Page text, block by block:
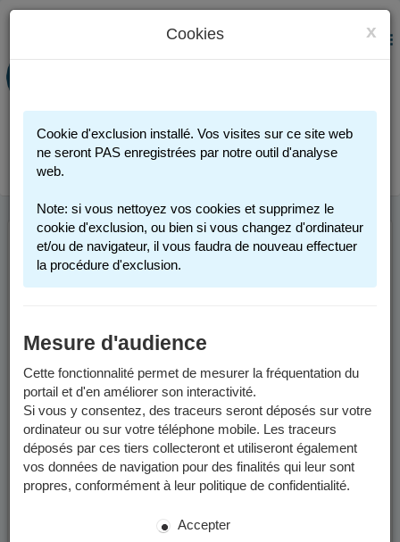
PORTAIL FAMILLE
Connexion
MENU
INSCRIPTION
SCOLAIRE
Vous trouverez ci-dessous des informations générales pour
inscrire votre enfant dans une école publique de Grenoble.
Pour des informations spécifiques aux années scolaires
reportez-vous aux pages concernées :
année scolaire 2025-2026
année scolaire 2026-2027
Merci d'en prendre connaissance avant de commencer toute
x
Cookies
Cookie d'exclusion installé. Vos visites sur ce site web
ne seront PAS enregistrées par notre outil d'analyse
web.
Note: si vous nettoyez vos cookies et supprimez le
cookie d'exclusion, ou bien si vous changez d'ordinateur
et/ou de navigateur, il vous faudra de nouveau effectuer
la procédure d'exclusion.
Mesure d'audience
Cette fonctionnalité permet de mesurer la fréquentation du
portail et d'en améliorer son interactivité.
Si vous y consentez, des traceurs seront déposés sur votre
ordinateur ou sur votre téléphone mobile. Les traceurs
déposés par ces tiers collecteront et utiliseront également
vos données de navigation pour des finalités qui leur sont
propres, conformément à leur politique de confidentialité.
Accepter